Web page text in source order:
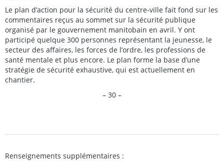
Le plan d’action pour la sécurité du centre-ville fait fond sur les
commentaires reçus au sommet sur la sécurité publique
organisé par le gouvernement manitobain en avril. Y ont
participé quelque 300 personnes représentant la jeunesse, le
secteur des affaires, les forces de l’ordre, les professions de
santé mentale et plus encore. Le plan forme la base d’une
stratégie de sécurité exhaustive, qui est actuellement en
chantier.
– 30 –
Renseignements supplémentaires :